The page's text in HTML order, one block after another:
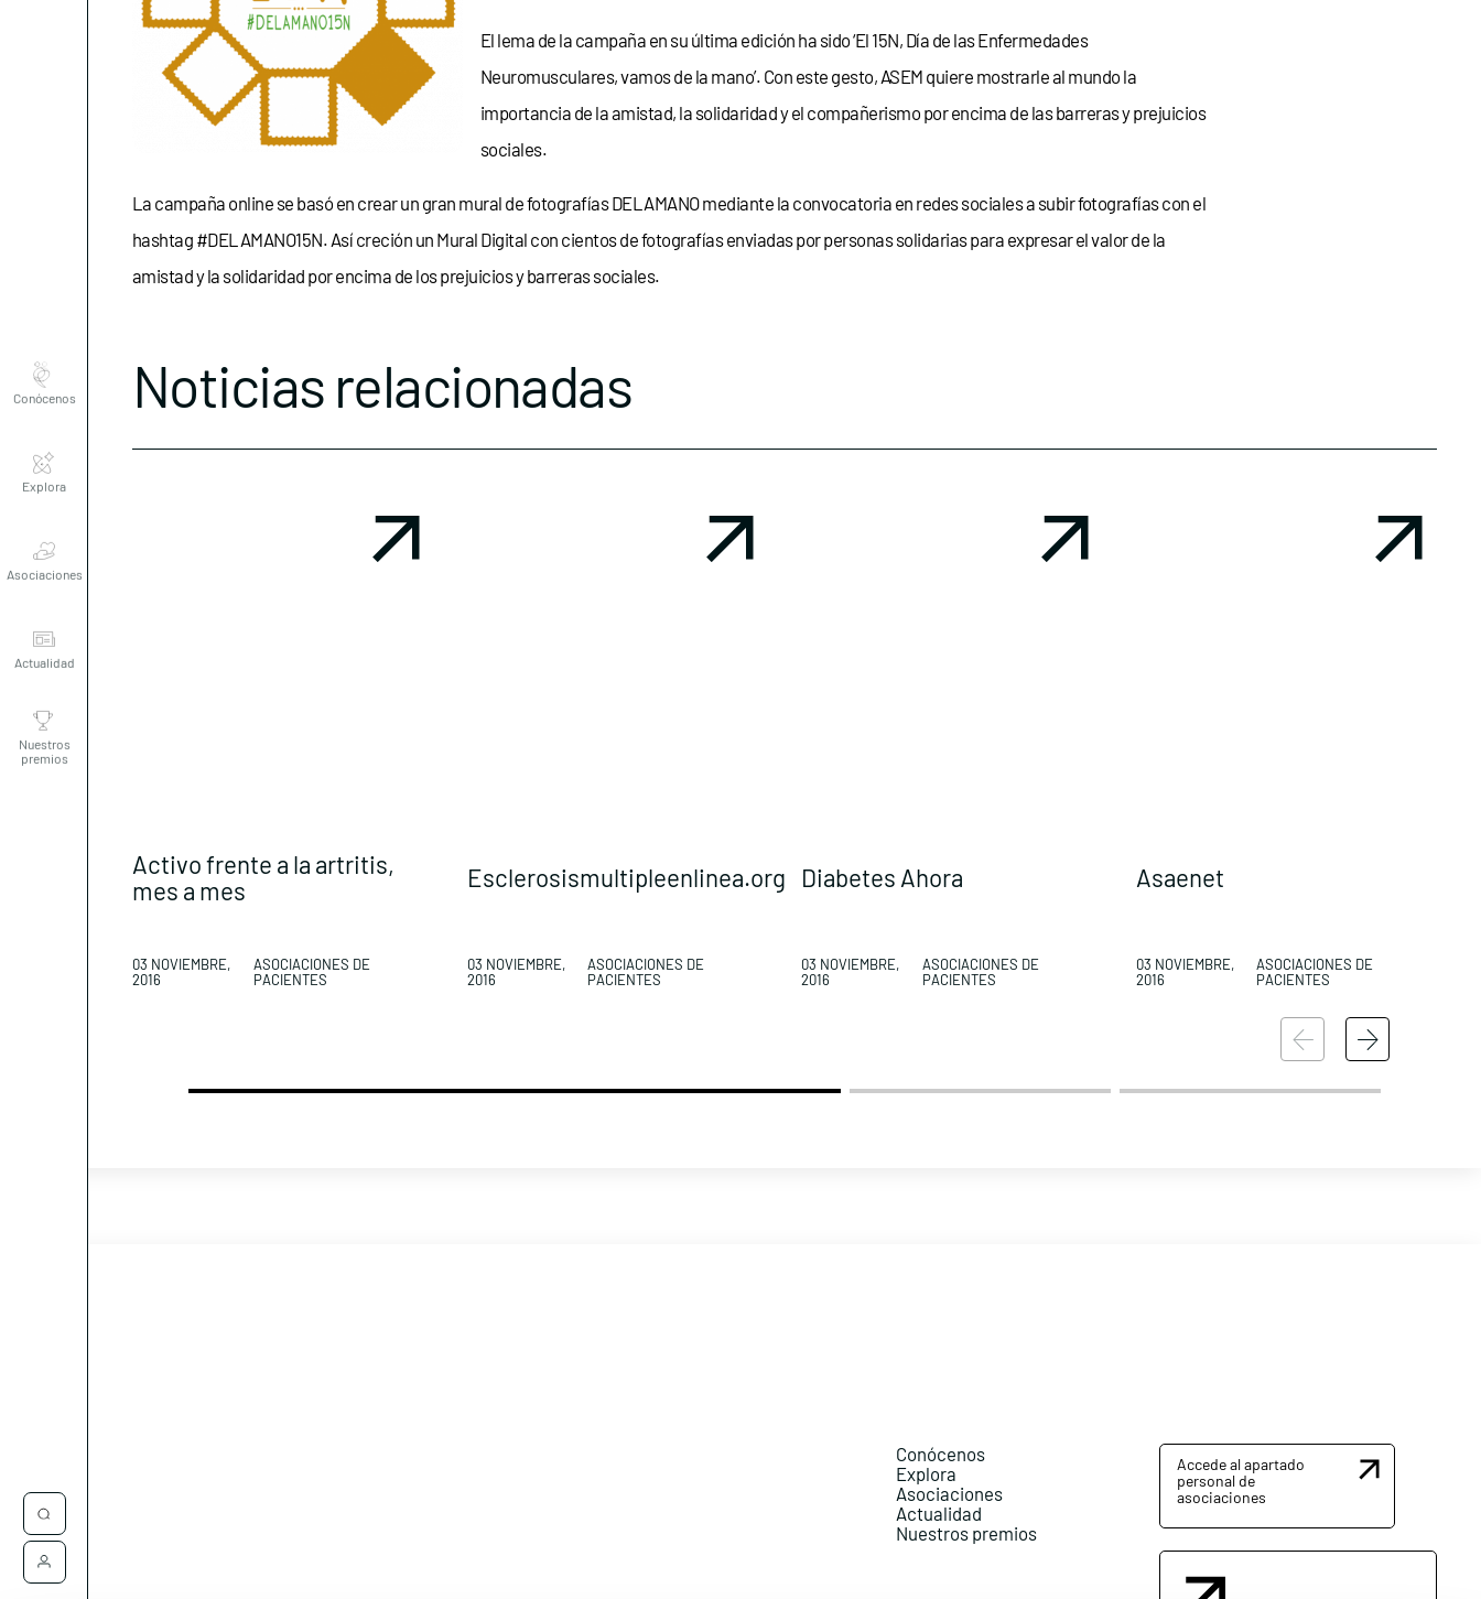
Conócenos
Explora
Asociaciones
Actualidad
Nuestros
premios
El lema de la campaña en su última edición ha sido ‘El 15N, Día de las Enfermedades
Neuromusculares, vamos de la mano’. Con este gesto, ASEM quiere mostrarle al mundo la
importancia de la amistad, la solidaridad y el compañerismo por encima de las barreras y prejuicios
sociales.
La campaña online se basó en crear un gran mural de fotografías DELAMANO mediante la convocatoria en redes sociales a subir fotografías con el
hashtag #DELAMANO15N. Así creción un Mural Digital con cientos de fotografías enviadas por personas solidarias para expresar el valor de la
amistad y la solidaridad por encima de los prejuicios y barreras sociales.
Noticias relacionadas
Activo frente a la artritis,
mes a mes
03 NOVIEMBRE,
2016
ASOCIACIONES DE
PACIENTES
Esclerosismultipleenlinea.org
03 NOVIEMBRE,
2016
ASOCIACIONES DE
PACIENTES
Diabetes Ahora
03 NOVIEMBRE,
2016
ASOCIACIONES DE
PACIENTES
Asaenet
03 NOVIEMBRE,
2016
ASOCIACIONES DE
PACIENTES
Conócenos
Explora
Asociaciones
Actualidad
Nuestros premios
Accede al apartado
personal de
asociaciones